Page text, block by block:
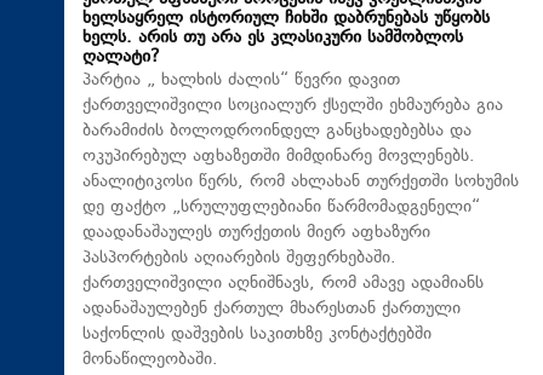
ხელსაყრელ ისტორიულ ჩიხში დაბრუნებას უწყობს
ხელს. არის თუ არა ეს კლასიკური სამშობლოს
ღალატი?
პარტია „ ხალხის ძალის“ წევრი დავით
ქართველიშვილი სოციალურ ქსელში ეხმაურება გია
ბარამიძის ბოლოდროინდელ განცხადებებსა და
ოკუპირებულ აფხაზეთში მიმდინარე მოვლენებს.
ანალიტიკოსი წერს, რომ ახლახან თურქეთში სოხუმის
დე ფაქტო „სრულუფლებიანი წარმომადგენელი“
დაადანაშაულეს თურქეთის მიერ აფხაზური
პასპორტების აღიარების შეფერხებაში.
ქართველიშვილი აღნიშნავს, რომ ამავე ადამიანს
ადანაშაულებენ ქართულ მხარესთან ქართული
საქონლის დაშვების საკითხზე კონტაქტებში
მონაწილეობაში.